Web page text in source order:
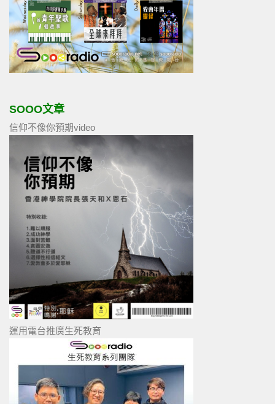
SOOO文章
信仰不像你預期video
運用電台推廣生死教育